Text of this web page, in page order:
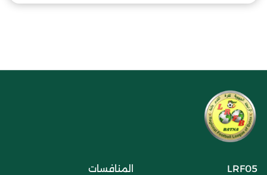
LRF05 المنافسات